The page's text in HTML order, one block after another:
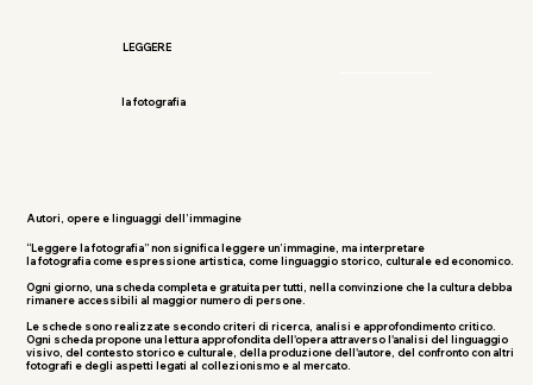
LEGGERE
la fotografia
Autori, opere e linguaggi dell’immagine
“Leggere la fotografia” non significa leggere un’immagine, ma interpretare
la fotografia come espressione artistica, come linguaggio storico, culturale ed economico.
Ogni giorno, una scheda completa e gratuita per tutti, nella convinzione che la cultura debba
rimanere accessibili al maggior numero di persone.
Le schede sono realizzate secondo criteri di ricerca, analisi e approfondimento critico.
Ogni scheda propone una lettura approfondita dell'opera attraverso l'analisi del linguaggio
visivo, del contesto storico e culturale, della produzione dell'autore, del confronto con altri
fotografi e degli aspetti legati al collezionismo e al mercato.